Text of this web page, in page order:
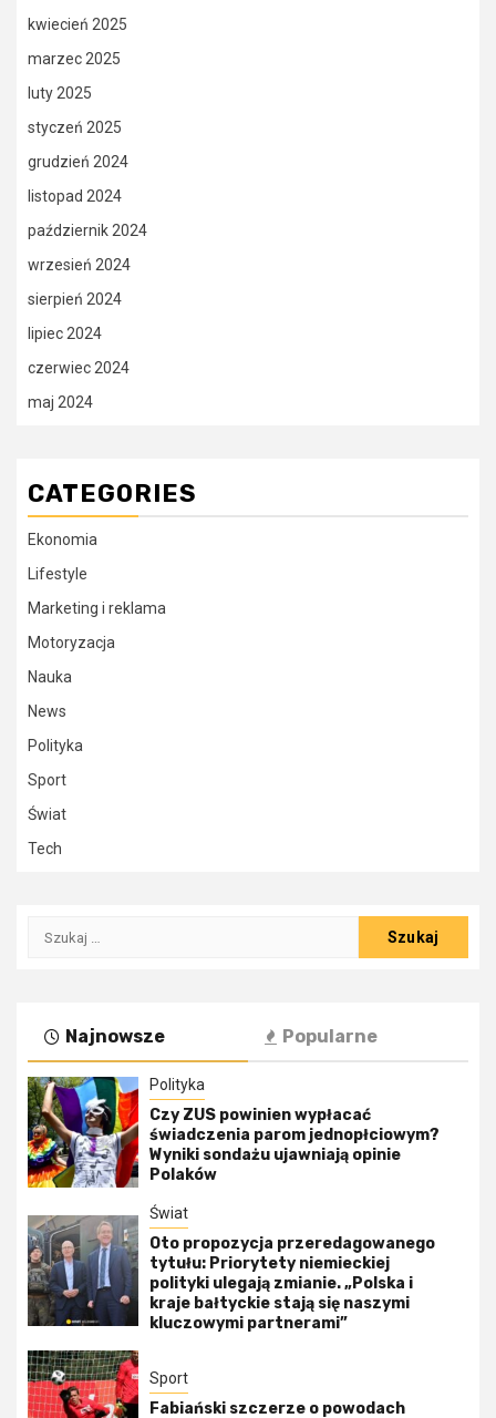
kwiecień 2025
marzec 2025
luty 2025
styczeń 2025
grudzień 2024
listopad 2024
październik 2024
wrzesień 2024
sierpień 2024
lipiec 2024
czerwiec 2024
maj 2024
CATEGORIES
Ekonomia
Lifestyle
Marketing i reklama
Motoryzacja
Nauka
News
Polityka
Sport
Świat
Tech
Szukaj:
Najnowsze Popularne
Polityka
Czy ZUS powinien wypłacać
świadczenia parom jednopłciowym?
Wyniki sondażu ujawniają opinie
Polaków
Świat
Oto propozycja przeredagowanego
tytułu: Priorytety niemieckiej
polityki ulegają zmianie. „Polska i
kraje bałtyckie stają się naszymi
kluczowymi partnerami”
Sport
Fabiański szczerze o powodach